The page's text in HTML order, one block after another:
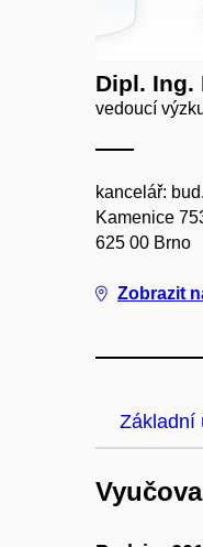
Dipl. Ing.
vedoucí
kancelář:
Kamenice
625 00 Brno
Zobrazit
Základní